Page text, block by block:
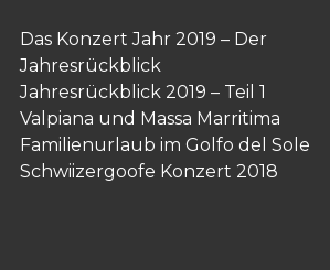
Das Konzert Jahr 2019 – Der
Jahresrückblick
Jahresrückblick 2019 – Teil 1
Valpiana und Massa Marritima
Familienurlaub im Golfo del Sole
Schwiizergoofe Konzert 2018